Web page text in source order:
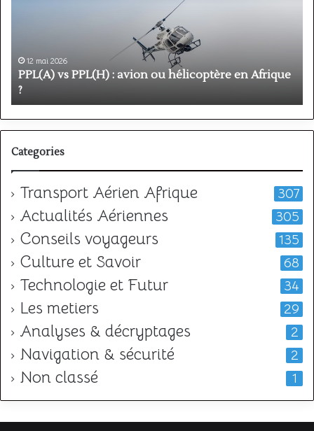
en
Afrique
12 mai 2026
PPL(A) vs PPL(H) : avion ou hélicoptère en Afrique
?
Categories
Transport Aérien Afrique 307
Actualités Aériennes 305
Conseils voyageurs 135
Culture et Savoir 68
Technologie et Futur 34
Les metiers 29
Analyses & décryptages 2
Navigation & sécurité 2
Non classé 1